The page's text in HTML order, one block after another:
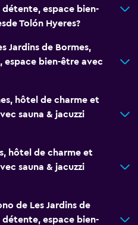
espace bien-
Tolón Hyeres?
Jardins de Bormes,
espace bien-être avec
hôtel de charme et
sauna & jacuzzi
hôtel de charme et
sauna & jacuzzi
de Les Jardins de
espace bien-